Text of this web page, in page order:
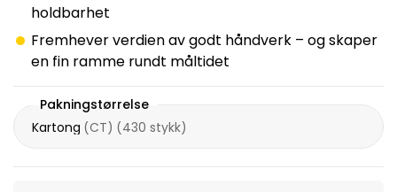
holdbarhet
Fremhever verdien av godt håndverk – og skaper
en fin ramme rundt måltidet
Pakningstørrelse
Kartong (CT) (430 stykk)